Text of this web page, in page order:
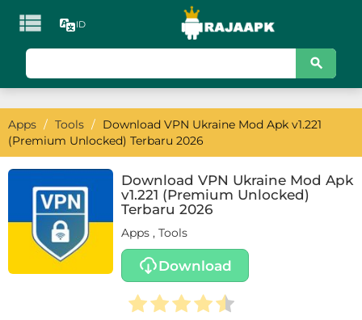
 ID
Games
Action
Arcade
Board
Card
Apps / Tools / Download VPN Ukraine Mod Apk v1.221
(Premium Unlocked) Terbaru 2026
Download VPN Ukraine Mod Apk
v1.221 (Premium Unlocked)
Terbaru 2026
Apps , Tools
Download